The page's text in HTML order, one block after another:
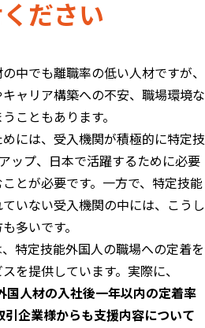
ださい
中でも離職率の低い人材ですが、
ャリア構築への不安、職場環境な
こともあります。
には、受入機関が積極的に特定技
ップ、日本で活躍するために必要
とが必要です。一方で、特定技能
いない受入機関の中には、こうし
多いです。
特定技能外国人の職場への定着を
を提供しています。実際に、
国人材の入社後一年以内の定着率
企業様からも支援内容について